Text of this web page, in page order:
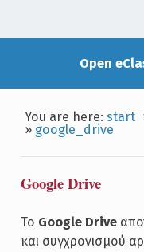
Open
You are here:start
» google_drive
Google Drive
Το Google Drive
και συγχρονισμού